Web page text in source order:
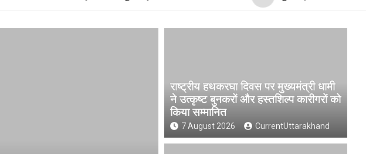
राष्ट्रीय हथकरघा दिवस पर मुख्यमंत्री धामी
ने उत्कृष्ट बुनकरों और हस्तशिल्प कारीगरों को
किया सम्मानित
7 August 2026 CurrentUttarakhand